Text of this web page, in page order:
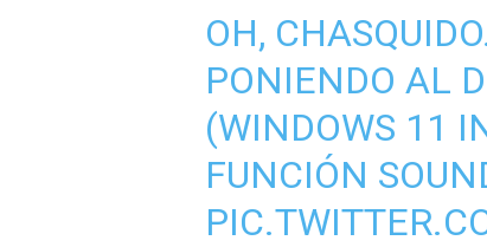
OH,
PONIENDO AL
(WINDOWS 11
FUNCIÓN